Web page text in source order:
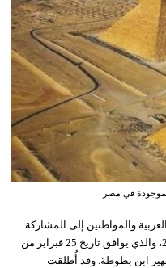
في مصر
والمواطنين إلى المشاركة
في الاحتفال بيوم السياحة العربي لعام 2026، والذي يوافق تاريخ 25 فبراير من
ابن بطوطة. وقد أُطلقت